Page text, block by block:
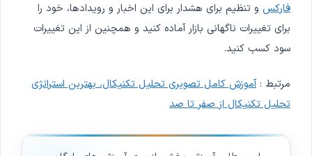
فارکس و تنظیم برای هشدار برای این اخبار و رویدادها، خود را
برای تغییرات ناگهانی بازار آماده کنید و همچنین از این تغییرات
سود کسب کنید.
مرتبط :آموزش کامل تصویری تحلیل تکنیکال، بهترین استراتژی
تحلیل تکنیکال از صفر تا صد